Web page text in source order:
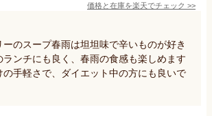
価格と在庫を楽天でチェック >>
ーのスープ春雨は坦坦味で辛いものが好き
ランチにも良く、春雨の食感も楽しめます
の手軽さで、ダイエット中の方にも良いで